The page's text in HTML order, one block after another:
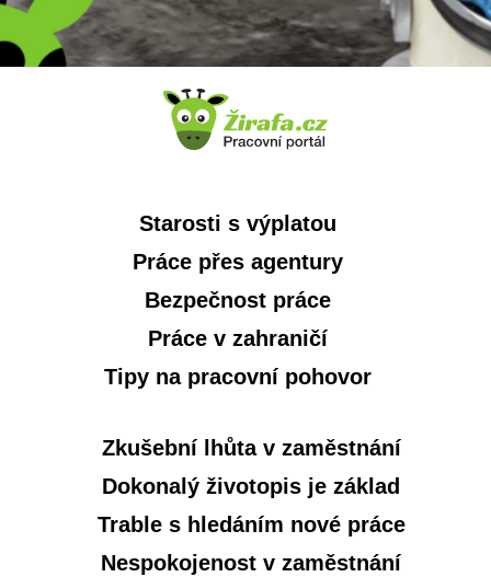
Starosti s výplatou
Práce přes agentury
Bezpečnost práce
Práce v zahraničí
Tipy na pracovní pohovor
Zkušební lhůta v zaměstnání
Dokonalý životopis je základ
Trable s hledáním nové práce
Nespokojenost v zaměstnání